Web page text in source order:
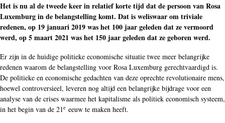
Het is nu al de tweede keer in relatief korte tijd dat de persoon van Rosa
Luxemburg in de belangstelling komt. Dat is weliswaar om triviale
redenen, op 19 januari 2019 was het 100 jaar geleden dat ze vermoord
werd, op 5 maart 2021 was het 150 jaar geleden dat ze geboren werd.
Er zijn in de huidige politieke economische situatie twee meer belangrijke
redenen waarom de belangstelling voor Rosa Luxemburg gerechtvaardigd is.
De politieke en economische gedachten van deze oprechte revolutionaire mens,
hoewel controversieel, leveren nog altijd een belangrijke bijdrage voor een
analyse van de crises waarmee het kapitalisme als politiek economisch systeem,
in het begin van de 21e eeuw te maken heeft.